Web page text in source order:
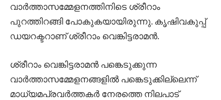
വാര്‍ത്താസമ്മേളനത്തിനിടെ ശ്രീറാം
പുറത്തിറങ്ങി പോകുകയായിരുന്നു. കൃഷിവകുപ്പ്
ഡയറക്ടറാണ് ശ്രീറാം വെങ്കിട്ടരാമന്‍.
ശ്രീറാം വെങ്കിട്ടരാമന്‍ പങ്കെടുക്കുന്ന
വാര്‍ത്താസമ്മേളനങ്ങളില്‍ പങ്കെടുക്കില്ലെന്ന്
മാധ്യമപ്രവര്‍ത്തകര്‍ നേരത്തെ നിലപാട്